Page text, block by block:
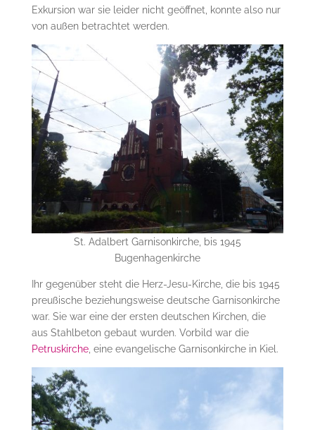
Exkursion war sie leider nicht geöffnet, konnte also nur
von außen betrachtet werden.
St. Adalbert Garnisonkirche, bis 1945
Bugenhagenkirche
Ihr gegenüber steht die Herz-Jesu-Kirche, die bis 1945
preußische beziehungsweise deutsche Garnisonkirche
war. Sie war eine der ersten deutschen Kirchen, die
aus Stahlbeton gebaut wurden. Vorbild war die
Petruskirche, eine evangelische Garnisonkirche in Kiel.